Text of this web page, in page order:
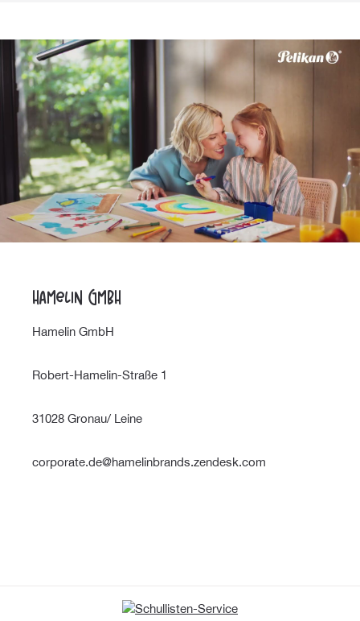
Hamelin GmbH
Hamelin GmbH
Robert-Hamelin-Straße 1
31028 Gronau/ Leine
corporate.de@hamelinbrands.zendesk.com